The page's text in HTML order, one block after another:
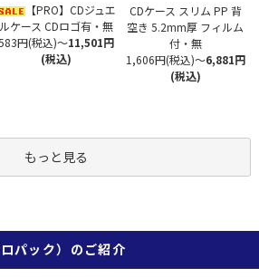
【PRO】CDジュエ
ルケース CDロゴ有・無
円(税込)～11,501円
(税込)
CDケース スリム PP 背
空き 5.2mm厚 フィルム
付・無
1,606円(税込)～6,881円
(税込)
もっと見る
パック）のご紹介